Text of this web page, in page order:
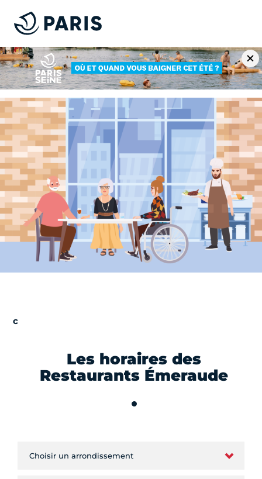
Les horaires des
Restaurants Émeraude